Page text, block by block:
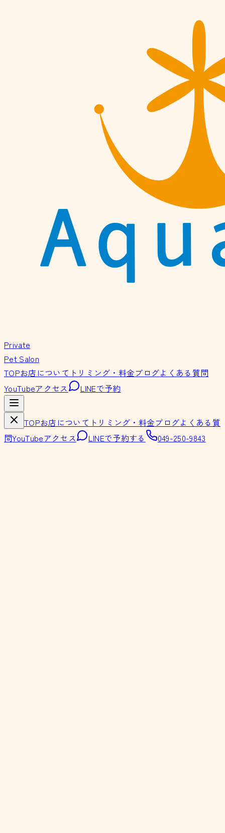
Private
Pet Salon
TOPお店について トリミング・料金ブログよくある質問
YouTubeアクセス LINEで予約
TOPお店について トリミング・料金ブログよくある質
問YouTubeアクセス LINEで予約する 049-250-9843